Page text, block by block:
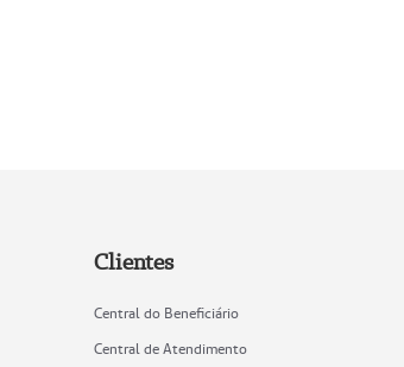
Clientes
Central do Beneficiário
Central de Atendimento